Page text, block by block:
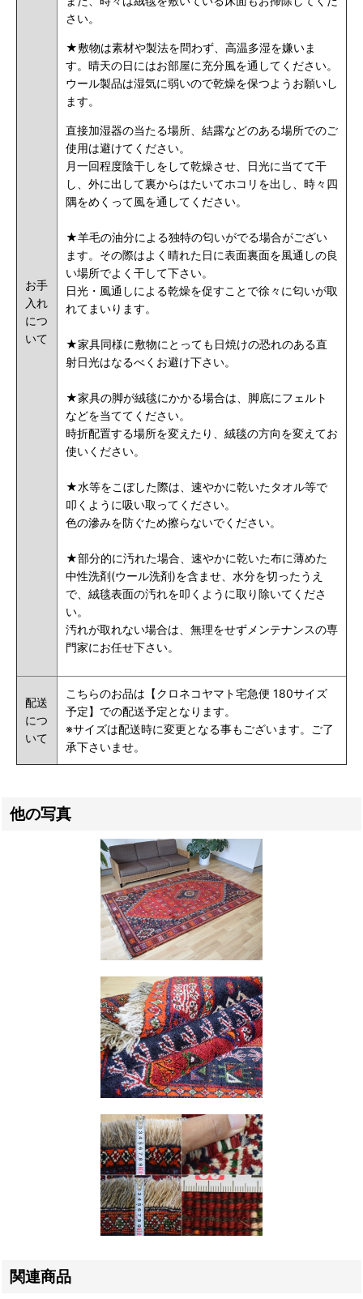
お手
入れ
につ
いて
さい。
★敷物は素材や製法を問わず、高温多湿を嫌いま
す。晴天の日にはお部屋に充分風を通してください。
ウール製品は湿気に弱いので乾燥を保つようお願いし
ます。
直接加湿器の当たる場所、結露などのある場所でのご
使用は避けてください。
月一回程度陰干しをして乾燥させ、日光に当てて干
し、外に出して裏からはたいてホコリを出し、時々四
隅をめくって風を通してください。
★羊毛の油分による独特の匂いがでる場合がござい
ます。その際はよく晴れた日に表面裏面を風通しの良
い場所でよく干して下さい。
日光・風通しによる乾燥を促すことで徐々に匂いが取
れてまいります。
★家具同様に敷物にとっても日焼けの恐れのある直
射日光はなるべくお避け下さい。
★家具の脚が絨毯にかかる場合は、脚底にフェルト
などを当ててください。
時折配置する場所を変えたり、絨毯の方向を変えてお
使いください。
★水等をこぼした際は、速やかに乾いたタオル等で
叩くように吸い取ってください。
色の滲みを防ぐため擦らないでください。
★部分的に汚れた場合、速やかに乾いた布に薄めた
中性洗剤(ウール洗剤)を含ませ、水分を切ったうえ
で、絨毯表面の汚れを叩くように取り除いてくださ
い。
汚れが取れない場合は、無理をせずメンテナンスの専
門家にお任せ下さい。
配送
につ
いて
こちらのお品は【クロネコヤマト宅急便 180サイズ
予定】での配送予定となります。
※サイズは配送時に変更となる事もございます。ご了
承下さいませ。
他の写真
関連商品